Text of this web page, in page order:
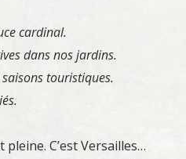
cardinal.
dans nos jardins.
touristiques.
pleine. C’est Versailles…